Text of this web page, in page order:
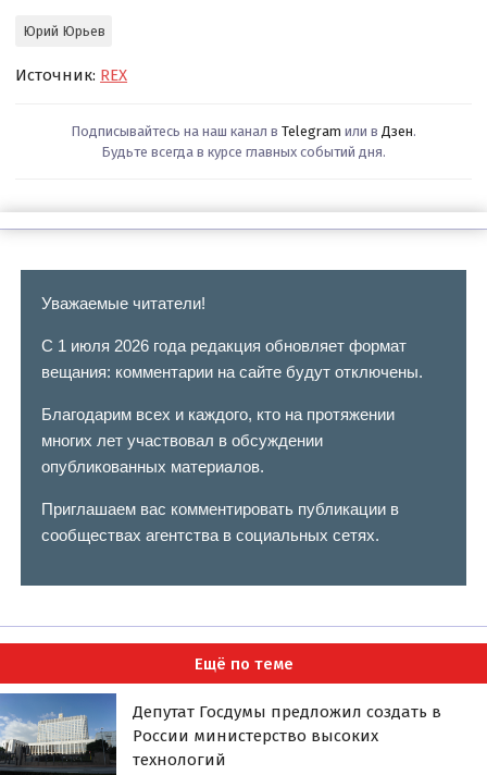
Юрий Юрьев
Источник: REX
Подписывайтесь на наш канал в Telegram или в Дзен.
Будьте всегда в курсе главных событий дня.
Уважаемые читатели!
С 1 июля 2026 года редакция обновляет формат
вещания: комментарии на сайте будут отключены.
Благодарим всех и каждого, кто на протяжении
многих лет участвовал в обсуждении
опубликованных материалов.
Приглашаем вас комментировать публикации в
сообществах агентства в социальных сетях.
Ещё по теме
Депутат Госдумы предложил создать в
России министерство высоких
технологий